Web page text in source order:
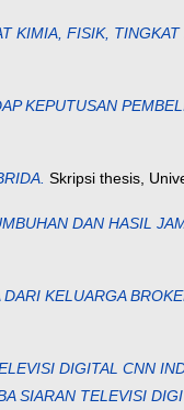
KIMIA, FISIK,
KEPUTUSAN
Skripsi thesis,
DAN HASIL
KELUARGA
DIGITAL CNN
SIARAN TELEVISI